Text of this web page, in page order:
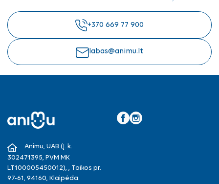
+370 669 77 900
labas@animu.lt
Animu, UAB (Į. k.
302471395, PVM MK
LT100005450012), , Taikos pr.
97-61, 94160, Klaipėda.